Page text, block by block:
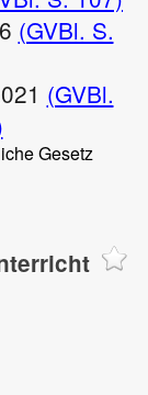
(GVBl. S.
(GVBl.
Gesetz